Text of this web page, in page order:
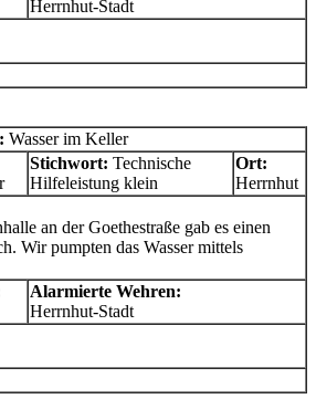
Herrnhut-Stadt
Wasser im Keller
Stichwort: Technische
Hilfeleistung klein
Ort:
Herrnhut
an der Goethestraße gab es einen
Wir pumpten das Wasser mittels
Alarmierte Wehren:
Herrnhut-Stadt